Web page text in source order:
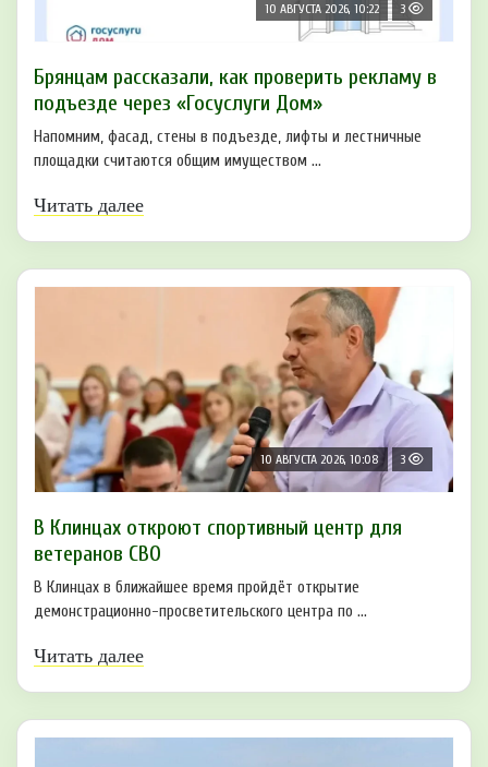
10 АВГУСТА 2026, 10:22 3
Брянцам рассказали, как проверить рекламу в
подъезде через «Госуслуги Дом»
Напомним, фасад, стены в подъезде, лифты и лестничные
площадки считаются общим имуществом ...
Читать далее
10 АВГУСТА 2026, 10:08 3
В Клинцах откроют спортивный центр для
ветеранов СВО
В Клинцах в ближайшее время пройдёт открытие
демонстрационно-просветительского центра по ...
Читать далее